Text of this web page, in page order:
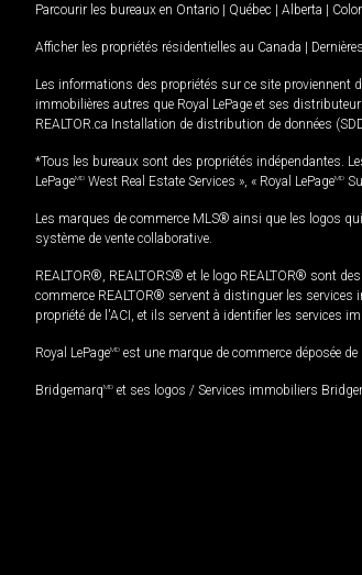
Parcourir les bureaux en Ontario | Québec | Alberta |
Afficher les propriétés résidentielles au Canada |
Les informations des propriétés sur ce site proviennent
immobilières autres que Royal LePage et ses
REALTOR.ca Installation de distribution de données
*Tous les bureaux sont des propriétés indépendantes.
LePageMD West Real Estate Services », « Royal LePageMD
Les marques de commerce MLS® ainsi que les logos
système de vente collaborative.
REALTOR®, REALTORS® et le logo REALTOR® sont
commerce REALTOR® servent à distinguer les
propriété de l'ACI, et ils servent à identifier les services
Royal LePageMD est une marque de commerce déposée
BridgemarqMD et ses logos / Services immobiliers